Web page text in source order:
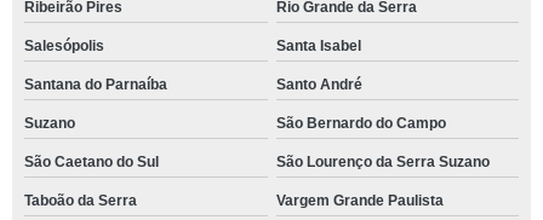
Ribeirão Pires Rio Grande da Serra
Salesópolis Santa Isabel
Santana do Parnaíba Santo André
Suzano São Bernardo do Campo
São Caetano do Sul São Lourenço da Serra Suzano
Taboão da Serra
Vargem Grande Paulista